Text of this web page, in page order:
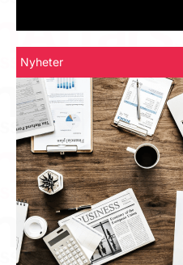
Nyheter